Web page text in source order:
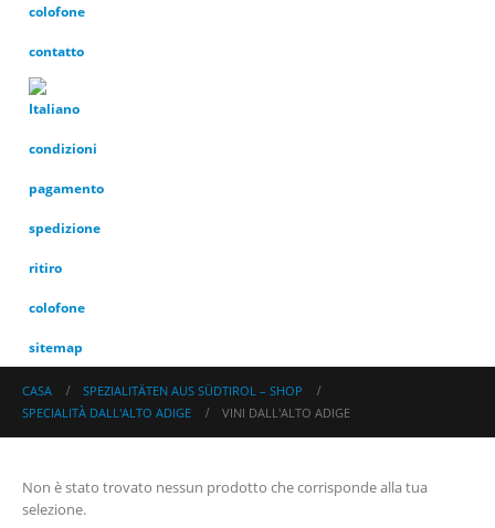
colofone
contatto
condizioni
pagamento
spedizione
ritiro
colofone
sitemap
CASA
SPEZIALITÄTEN AUS SÜDTIROL – SHOP
SPECIALITÀ DALL'ALTO ADIGE
VINI DALL'ALTO ADIGE
Non è stato trovato nessun prodotto che corrisponde alla tua
selezione.